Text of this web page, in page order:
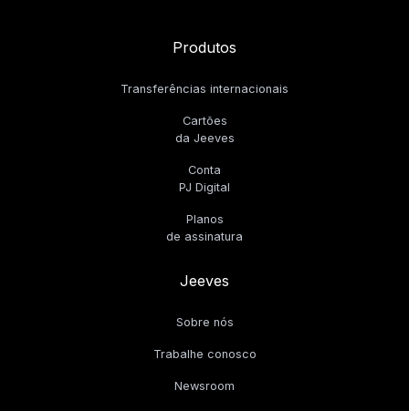
Produtos
Transferências internacionais
Cartões
da Jeeves
Conta
PJ Digital
Planos
de assinatura
Jeeves
Sobre nós
Trabalhe conosco
Newsroom